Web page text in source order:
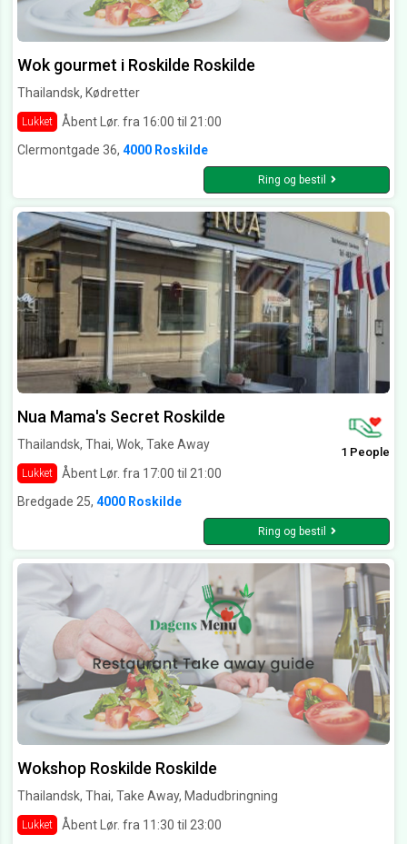
Wok gourmet i Roskilde Roskilde
Thailandsk, Kødretter
Lukket
Åbent Lør. fra 16:00 til 21:00
Clermontgade 36, 4000 Roskilde
Ring og bestil
Nua Mama's Secret Roskilde
Thailandsk, Thai, Wok, Take Away
Lukket Åbent Lør. fra 17:00 til 21:00
1 People
Bredgade 25, 4000 Roskilde
Ring og bestil
Wokshop Roskilde Roskilde
Thailandsk, Thai, Take Away, Madudbringning
Lukket Åbent Lør. fra 11:30 til 23:00